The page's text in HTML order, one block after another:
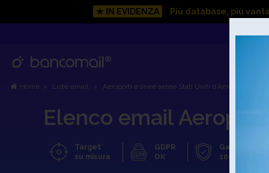
★ IN EVIDENZA Più database, più
Home Liste email Aeroporti e linee aeree Stati Uniti d’America
Elenco email
Target
su misura
GDPR
OK
Garanzia
100 %